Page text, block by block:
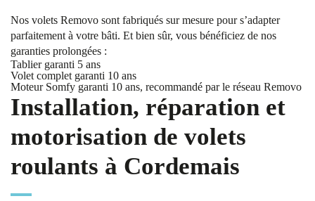
Nos volets Removo sont fabriqués sur mesure pour s’adapter
parfaitement à votre bâti. Et bien sûr, vous bénéficiez de nos
garanties prolongées :
Tablier garanti 5 ans
Volet complet garanti 10 ans
Moteur Somfy garanti 10 ans, recommandé par le réseau Removo
Installation, réparation et
motorisation de volets
roulants à Cordemais